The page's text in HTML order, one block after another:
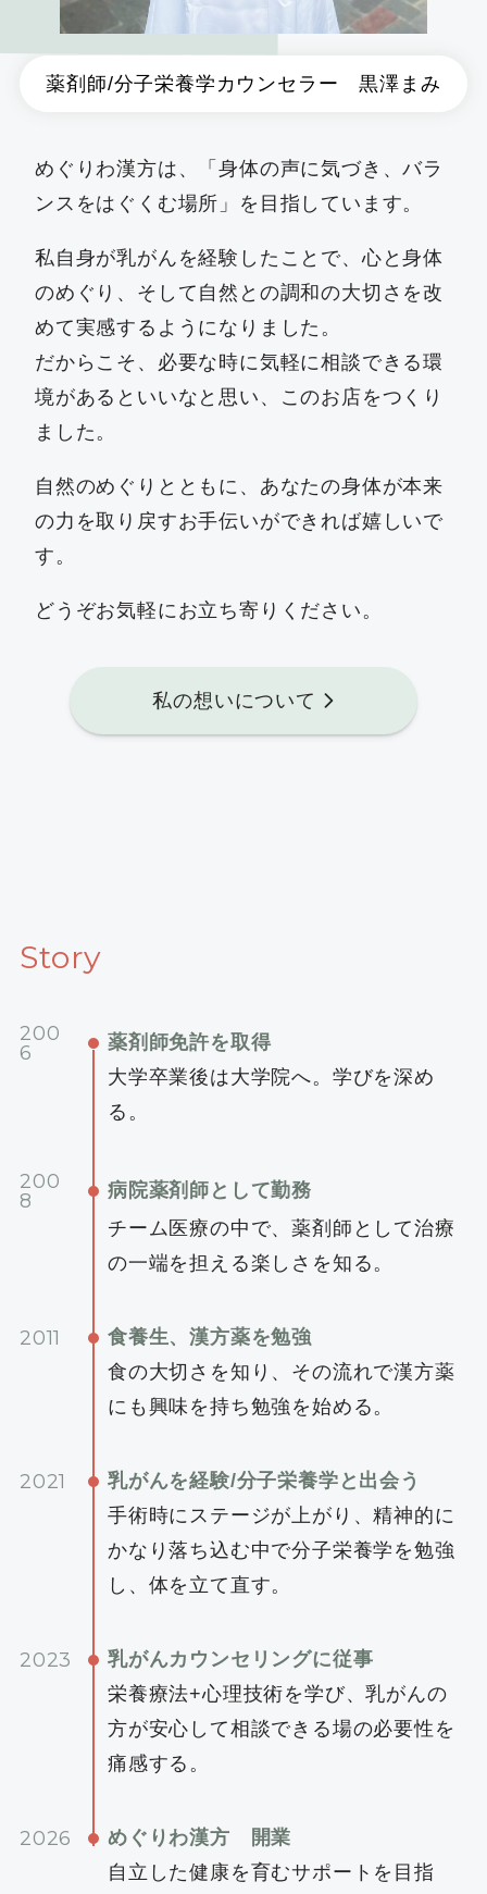
薬剤師/分子栄養学カウンセラー 黒澤まみ
めぐりわ漢方は、「身体の声に気づき、バラ
ンスをはぐくむ場所」を目指しています。
私自身が乳がんを経験したことで、心と身体
のめぐり、そして自然との調和の大切さを改
めて実感するようになりました。
だからこそ、必要な時に気軽に相談できる環
境があるといいなと思い、このお店をつくり
ました。
自然のめぐりとともに、あなたの身体が本来
の力を取り戻すお手伝いができれば嬉しいで
す。
どうぞお気軽にお立ち寄りください。
私の想いについて
Story
200
6
薬剤師免許を取得
大学卒業後は大学院へ。学びを深め
る。
200
8
病院薬剤師として勤務
チーム医療の中で、薬剤師として治療
の一端を担える楽しさを知る。
2011
食養生、漢方薬を勉強
食の大切さを知り、その流れで漢方薬
にも興味を持ち勉強を始める。
2021
乳がんを経験/分子栄養学と出会う
手術時にステージが上がり、精神的に
かなり落ち込む中で分子栄養学を勉強
し、体を立て直す。
2023
乳がんカウンセリングに従事
栄養療法+心理技術を学び、乳がんの
方が安心して相談できる場の必要性を
痛感する。
2026
めぐりわ漢方 開業
自立した健康を育むサポートを目指